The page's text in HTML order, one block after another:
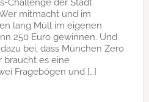
Challenge der Stadt
mitmacht und im
lang Müll im eigenen
250 Euro gewinnen. Und
bei, dass München Zero
braucht es eine
Fragebögen und […]